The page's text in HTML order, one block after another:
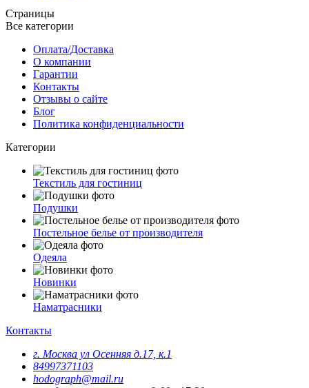
Страницы
Все категории
Оплата/Доставка
О компании
Гарантии
Контакты
Отзывы о сайте
Блог
Политика конфиденциальности
Категории
Текстиль для гостиниц
Подушки
Постельное белье от производителя
Одеяла
Новинки
Наматрасники
Контакты
г. Москва ул Осенняя д.17, к.1
84997371103
hodograph@mail.ru